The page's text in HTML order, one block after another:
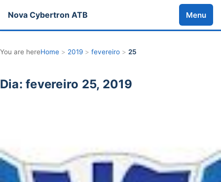
Nova Cybertron ATB Menu
You are hereHome > 2019 > fevereiro > 25
Dia: fevereiro 25, 2019